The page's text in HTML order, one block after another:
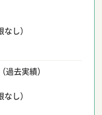
し）
過去実績）
し）